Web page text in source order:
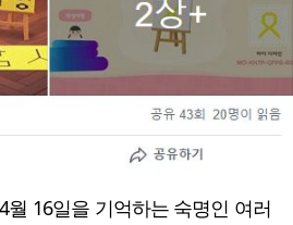
월 16일을 기억하는 숙명인 여러